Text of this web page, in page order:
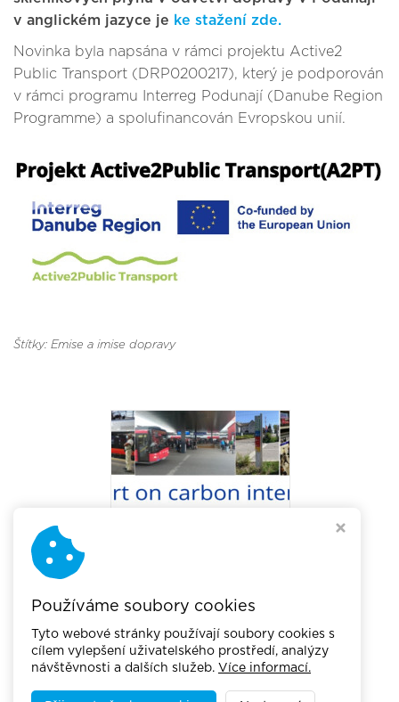
v anglickém jazyce je ke stažení zde.
Novinka byla napsána v rámci projektu Active2
Public Transport (DRP0200217), který je podporován
v rámci programu Interreg Podunají (Danube Region
Programme) a spolufinancován Evropskou unií.
Štítky: Emise a imise dopravy
Používáme soubory cookies
Tyto webové stránky používají soubory cookies s
cílem vylepšení uživatelského prostředí, analýzy
návštěvnosti a dalších služeb. Více informací.